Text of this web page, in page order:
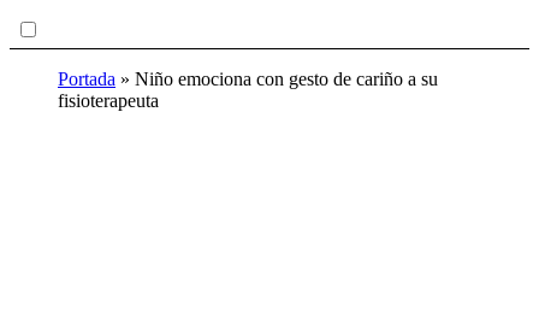
Portada » Niño emociona con gesto de cariño a su
fisioterapeuta